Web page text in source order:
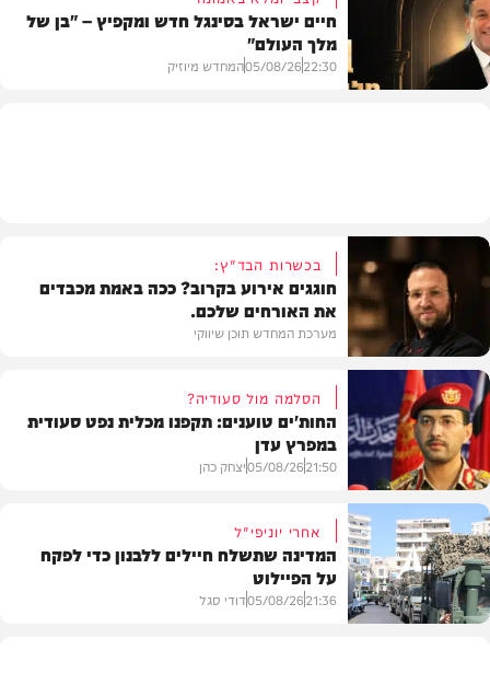
בריאות
חיים ישראל בסינגל חדש ומקפיץ – "בן של
מלך העולם"
22:30
05/08/26המחדש מיוזיק
תוכן שיווקי
בכשרות הבד"ץ:
חוגגים אירוע בקרוב? ככה באמת מכבדים
את האורחים שלכם.
מערכת המחדש תוכן שיווקי
צבא וביטחון
הסלמה מול סעודיה?
החות'ים טוענים: תקפנו מכלית נפט סעודית
במפרץ עדן
21:50
05/08/26יצחק כהן
אחרי יוניפי"ל
המדינה שתשלח חיילים ללבנון כדי לפקח
על הפיילוט
21:36
05/08/26דודי סגל